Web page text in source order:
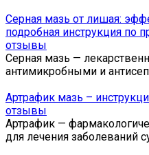
Серная мазь от лишая:
подробная инструкция по
отзывы
Серная мазь —
антимикробными и
Артрафик мазь –
отзывы
Артрафик —
для лечения заболеваний